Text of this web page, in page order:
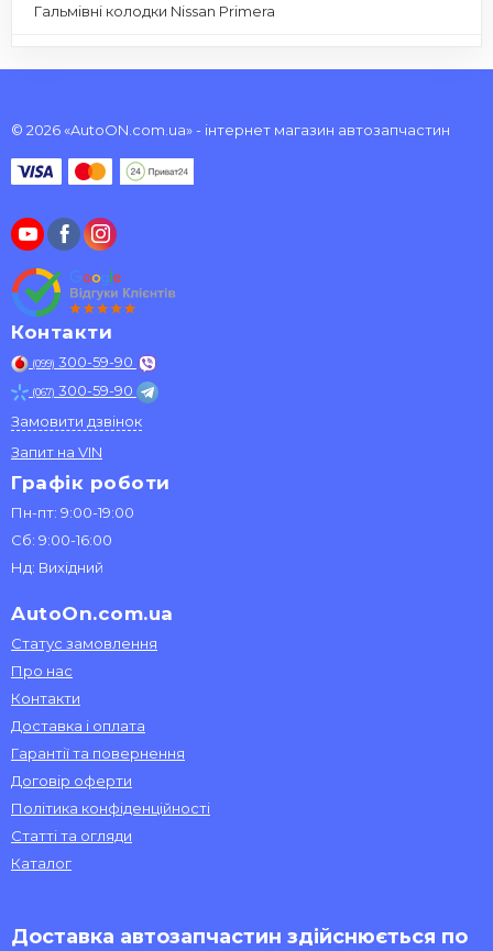
Гальмівні колодки Nissan Primera
© 2026 «AutoON.com.ua» - інтернет магазин автозапчастин
Контакти
(099) 300-59-90
(067) 300-59-90
Замовити дзвінок
Запит на VIN
Графік роботи
Пн-пт: 9:00-19:00
Сб: 9:00-16:00
Нд: Вихідний
AutoOn.com.ua
Статус замовлення
Про нас
Контакти
Доставка і оплата
Гарантії та повернення
Договір оферти
Політика конфіденційності
Статті та огляди
Каталог
Доставка автозапчастин здійснюється по